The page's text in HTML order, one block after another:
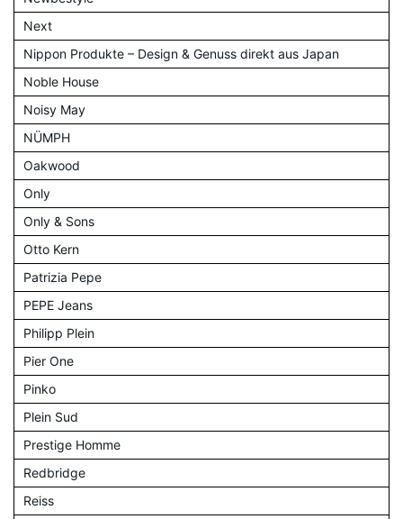
Next
Nippon Produkte – Design & Genuss direkt aus Japan
Noble House
Noisy May
NÜMPH
Oakwood
Only
Only & Sons
Otto Kern
Patrizia Pepe
PEPE Jeans
Philipp Plein
Pier One
Pinko
Plein Sud
Prestige Homme
Redbridge
Reiss